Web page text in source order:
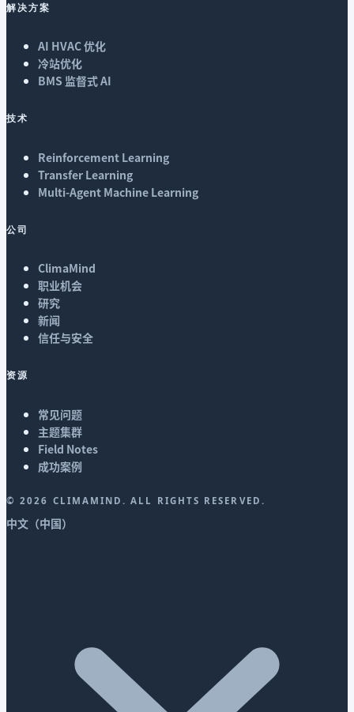
解决方案
AI HVAC 优化
冷站优化
BMS 监督式 AI
技术
Reinforcement Learning
Transfer Learning
Multi-Agent Machine Learning
公司
ClimaMind
职业机会
研究
新闻
信任与安全
资源
常见问题
主题集群
Field Notes
成功案例
©2026 CLIMAMIND. ALL RIGHTS RESERVED.
中文（中国）